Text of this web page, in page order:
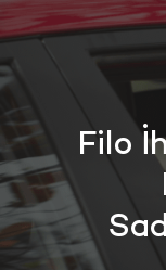
Filo